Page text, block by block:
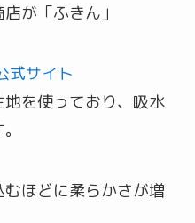
が「ふきん」
式サイト
を使っており、吸水
ほどに柔らかさが増